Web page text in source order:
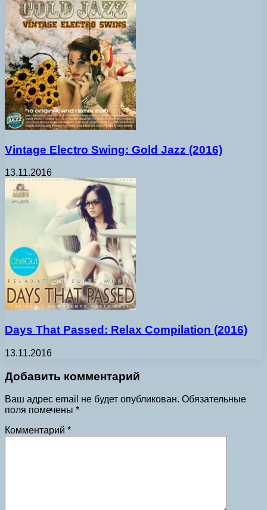
Vintage Electro Swing: Gold Jazz (2016)
13.11.2016
Days That Passed: Relax Compilation (2016)
13.11.2016
Добавить комментарий
Ваш адрес email не будет опубликован. Обязательные
поля помечены *
Комментарий *